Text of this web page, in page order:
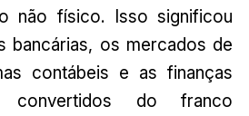
não físico. Isso significou
bancárias, os mercados de
contábeis e as finanças
convertidos do franco